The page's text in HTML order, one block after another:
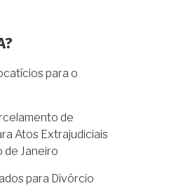
para o
de
Atos Extrajudiciais
de Janeiro
para Divórcio